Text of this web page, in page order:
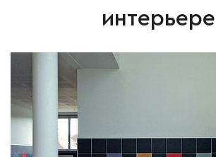
интерьере